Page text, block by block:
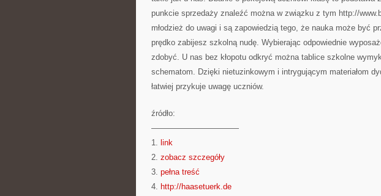
punkcie sprzedaży znaleźć można w związku z tym http://
młodzież do uwagi i są zapowiedzią tego, że nauka może być
prędko zabijesz szkolną nudę. Wybierając odpowiednie
zdobyć. U nas bez kłopotu odkryć można tablice szkolne
schematom. Dzięki nietuzinkowym i intrygującym materiałom
łatwiej przykuje uwagę uczniów.
źródło:
———————————
1. link
2. zobacz szczegóły
3. pełna treść
4. http://haasetuerk.de